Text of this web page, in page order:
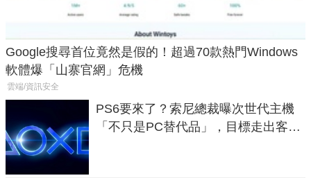
Google搜尋首位竟然是假的！超過70款熱門Windows
軟體爆「山寨官網」危機
雲端/資訊安全
PS6要來了？索尼總裁曝次世代主機
「不只是PC替代品」，目標走出客